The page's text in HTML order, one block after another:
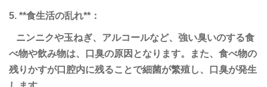
5. **食生活の乱れ**：
ニンニクや玉ねぎ、アルコールなど、強い臭いのする食
べ物や飲み物は、口臭の原因となります。また、食べ物の
残りかすが口腔内に残ることで細菌が繁殖し、口臭が発生